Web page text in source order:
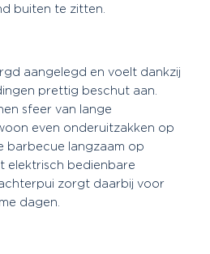
buiten te zitten.
aangelegd en voelt dankzij
prettig beschut aan.
sfeer van lange
even onderuitzakken op
barbecue langzaam op
elektrisch bedienbare
zorgt daarbij voor
dagen.